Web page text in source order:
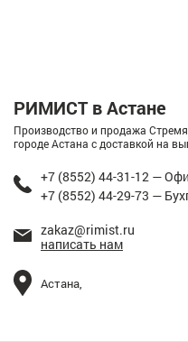
РИМИСТ в Астане
Производство и продажа
городе Астана с доставкой на
+7 (8552) 44-31-12 —
+7 (8552) 44-29-73 —
zakaz@rimist.ru
написать нам
Астана,